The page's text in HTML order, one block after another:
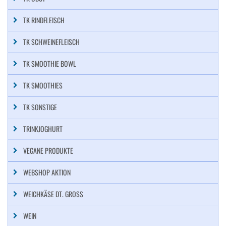
TK RINDFLEISCH
TK SCHWEINEFLEISCH
TK SMOOTHIE BOWL
TK SMOOTHIES
TK SONSTIGE
TRINKJOGHURT
VEGANE PRODUKTE
WEBSHOP AKTION
WEICHKÄSE DT. GROSS
WEIN